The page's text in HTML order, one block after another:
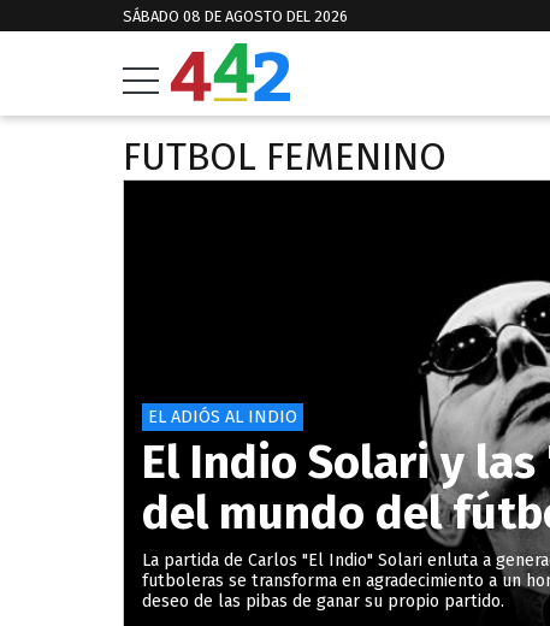
SÁBADO 08 DE AGOSTO DEL 2026
FUTBOL FEMENINO
EL ADIÓS AL INDIO
El Indio Solari y
del mundo del
La partida de Carlos "El Indio" Solari enluta a
futboleras se transforma en agradecimiento a un
deseo de las pibas de ganar su propio partido.